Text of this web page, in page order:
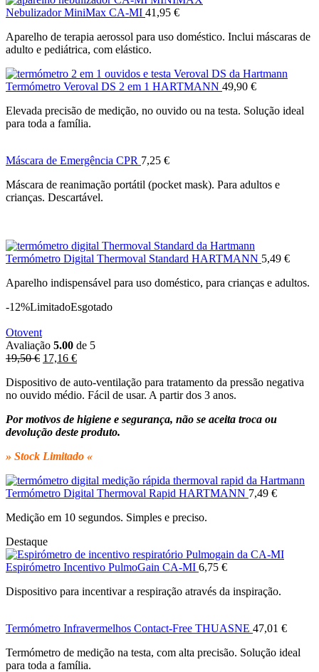
Nebulizador MiniMax CA-MI 41,95 €
Aparelho de terapia aerossol para uso doméstico. Inclui máscaras de
adulto e pediátrica, com elástico.
Termómetro Veroval DS 2 em 1 HARTMANN 49,90 €
Elevada precisão de medição, no ouvido ou na testa. Solução ideal
para toda a família.
Máscara de Emergência CPR 7,25 €
Máscara de reanimação portátil (pocket mask). Para adultos e
crianças. Descartável.
Termómetro Digital Thermoval Standard HARTMANN 5,49 €
Aparelho indispensável para uso doméstico, para crianças e adultos.
-12%LimitadoEsgotado
Otovent
Avaliação 5.00 de 5
19,50€ O
original
era:
17,16 €O
atual
é:
Dispositivo de auto-ventilação para tratamento da pressão negativa
no ouvido médio. Fácil de usar. A partir dos 3 anos.
Por motivos de higiene e segurança, não se aceita troca ou
devolução deste produto.
» Stock Limitado «
Termómetro Digital Thermoval Rapid HARTMANN 7,49 €
Medição em 10 segundos. Simples e preciso.
Destaque
Espirómetro Incentivo PulmoGain CA-MI 6,75 €
Dispositivo para incentivar a respiração através da inspiração.
Termómetro Infravermelhos Contact-Free THUASNE 47,01 €
Termómetro de medição na testa, com alta precisão. Solução ideal
para toda a família.